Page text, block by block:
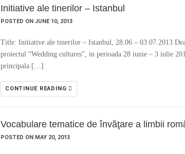
Initiative ale tinerilor – Istanbul
POSTED ON JUNE 10, 2013
Title: Initiative ale tinerilor – Istanbul, 28.06 – 03.07.2013
proiectul “Wedding cultures”, in perioada 28 iunie – 3 iulie
principala […]
CONTINUE READING
Vocabulare tematice de învăţare a limbii
POSTED ON MAY 20, 2013